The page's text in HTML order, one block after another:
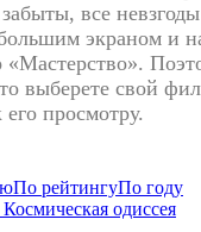
все
экраном и
выберете свой
просмотру.
По рейтингуПо году